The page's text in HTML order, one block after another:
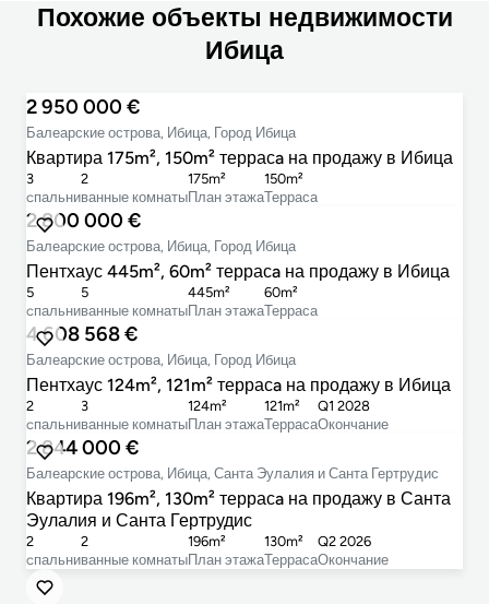
Похожие объекты недвижимости
Ибица
2 950 000 €
Балеарские острова, Ибица, Город Ибица
Квартира 175m², 150m² террасa на продажу в Ибица
cпальни
3
ванные комнаты
2
План этажа
175m²
Терраса
150m²
2 800 000 €
Балеарские острова, Ибица, Город Ибица
Пентхаус 445m², 60m² террасa на продажу в Ибица
cпальни
5
ванные комнаты
5
План этажа
445m²
Терраса
60m²
4 608 568 €
Балеарские острова, Ибица, Город Ибица
Пентхаус 124m², 121m² террасa на продажу в Ибица
cпальни
2
ванные комнаты
3
План этажа
124m²
Терраса
121m²
Окончание
Q1 2028
2 844 000 €
Балеарские острова, Ибица, Санта Эулалия и Санта Гертрудис
Квартира 196m², 130m² террасa на продажу в Санта
Эулалия и Санта Гертрудис
cпальни
2
ванные комнаты
2
План этажа
196m²
Терраса
130m²
Окончание
Q2 2026